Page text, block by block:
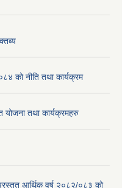
को नीति तथा कार्यक्रम
योजना तथा कार्यक्रमहरु
आर्थिक वर्ष २०८२/०८३ को